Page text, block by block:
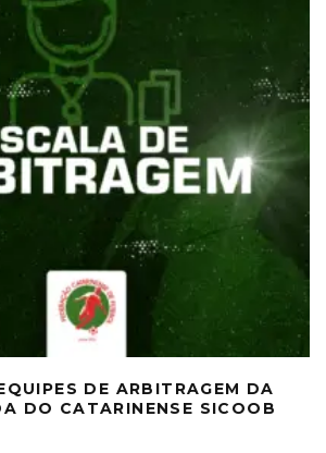
DE ARBITRAGEM DA
DO CATARINENSE SICOOB